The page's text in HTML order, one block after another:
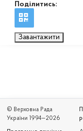
Поділитись:
Завантажити
© Верховна Рада
України 1994—2026